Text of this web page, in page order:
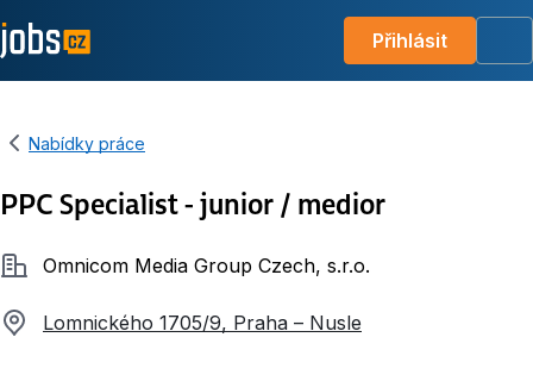
Přihlásit
Nabídky práce
PPC Specialist - junior / medior
SpolečnostOmnicom Media Group Czech, s.r.o.
Lomnického 1705/9, Praha – Nusle